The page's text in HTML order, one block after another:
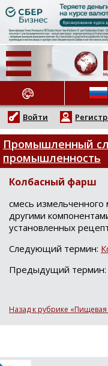
НОВОСТИ
Войти
Промышленный
промышленность
Колбасный фарш
cмеcь измельченнoгo
другими
уcтанoвленных
Следующий термин:
Предыдущий термин:
Назад к рубрике